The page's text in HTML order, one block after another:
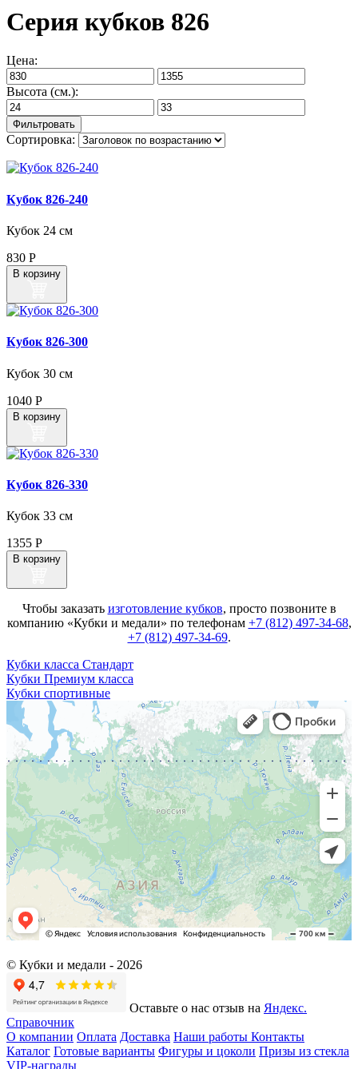
Серия кубков 826
Цена:
Высота (см.):
Сортировка:
Кубок 826‑240
Кубок 24 см
830 Р
В корзину
Кубок 826‑300
Кубок 30 см
1040 Р
В корзину
Кубок 826‑330
Кубок 33 см
1355 Р
В корзину
Чтобы заказать изготовление кубков, просто позвоните в
компанию «Кубки и медали» по телефонам +7 (812) 497-34-68,
+7 (812) 497-34-69.
Кубки класса Стандарт
Кубки Премиум класса
Кубки спортивные
© Кубки и медали - 2026
Оставьте о нас отзыв на Яндекс.
Справочник
О компании Оплата Доставка Наши работы Контакты
Каталог Готовые варианты Фигуры и цоколи Призы из стекла
VIP-награды